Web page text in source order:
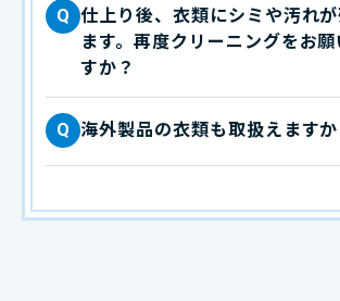
Q 仕上り後、衣類にシミや汚れ
ます。再度クリーニングをお
すか？
Q 海外製品の衣類も取扱えますか